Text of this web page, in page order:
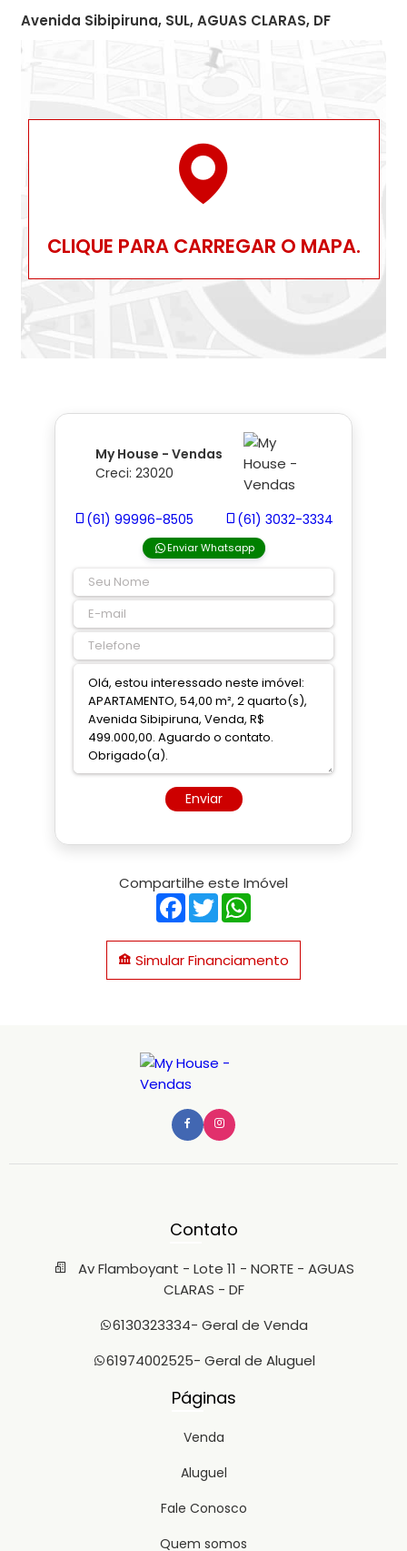
Avenida Sibipiruna, SUL, AGUAS CLARAS, DF
CLIQUE PARA CARREGAR O MAPA.
My House - Vendas
Creci: 23020
(61) 99996-8505 (61) 3032-3334
Enviar Whatsapp
Enviar
Compartilhe este Imóvel
Facebook
Twitter
Simular Financiamento
Contato
Av Flamboyant - Lote 11 - NORTE - AGUAS
CLARAS - DF
6130323334- Geral de Venda
61974002525- Geral de Aluguel
Páginas
Venda
Aluguel
Fale Conosco
Quem somos